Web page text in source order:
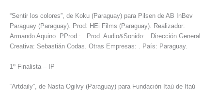
“Sentir los colores”, de Koku (Paraguay) para Pilsen de AB InBev
Paraguay (Paraguay). Prod: HEi Films (Paraguay). Realizador:
Armando Aquino. PProd.: . Prod. Audio&Sonido: . Dirección General
Creativa: Sebastián Codas. Otras Empresas: . País: Paraguay.
1º Finalista – IP
“Artdaily”, de Nasta Ogilvy (Paraguay) para Fundación Itaú de Itaú